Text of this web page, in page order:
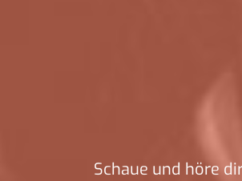
Schaue und höre